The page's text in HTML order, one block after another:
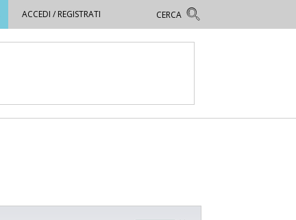
ACCEDI / REGISTRATI